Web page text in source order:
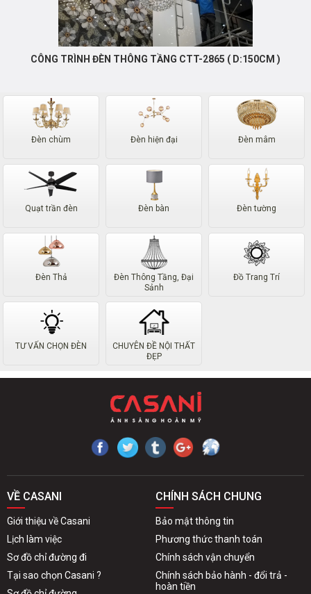
CÔNG TRÌNH ĐÈN THÔNG TẦNG CTT-2865 ( D:150CM )
Đèn chùm Đèn hiện đại Đèn mâm
Quạt trần đèn Đèn bàn Đèn tường
Đèn Thả
Đèn Thông Tầng, Đại
Sảnh
Đồ Trang Trí
TƯ VẤN CHỌN ĐÈN
CHUYÊN ĐỀ NỘI THẤT
ĐẸP
VỀ CASANI
Giới thiệu về Casani
Lịch làm việc
Sơ đồ chỉ đường đi
Tại sao chọn Casani ?
CHÍNH SÁCH CHUNG
Bảo mật thông tin
Phương thức thanh toán
Chính sách vận chuyển
Chính sách bảo hành - đổi trả -
hoàn tiền